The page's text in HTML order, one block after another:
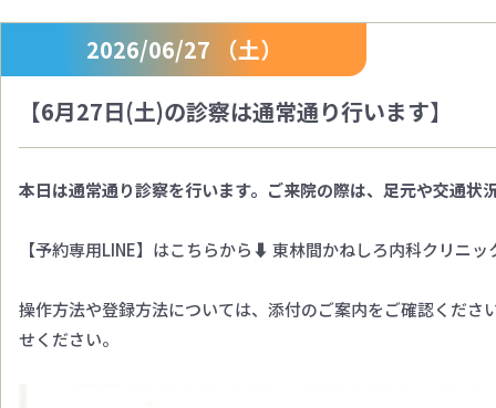
2026/06/27 （土）
【6月27日(土)の診察は通常通り行います】
本日は通常通り診察を行います。ご来院の際は、足元や交通状
【予約専用LINE】はこちらから⬇ 東林間かねしろ内科クリニ
操作方法や登録方法については、添付のご案内をご確認くだ
せください。